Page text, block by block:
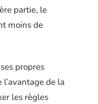
partie, le
moins de
propres
de la
les règles